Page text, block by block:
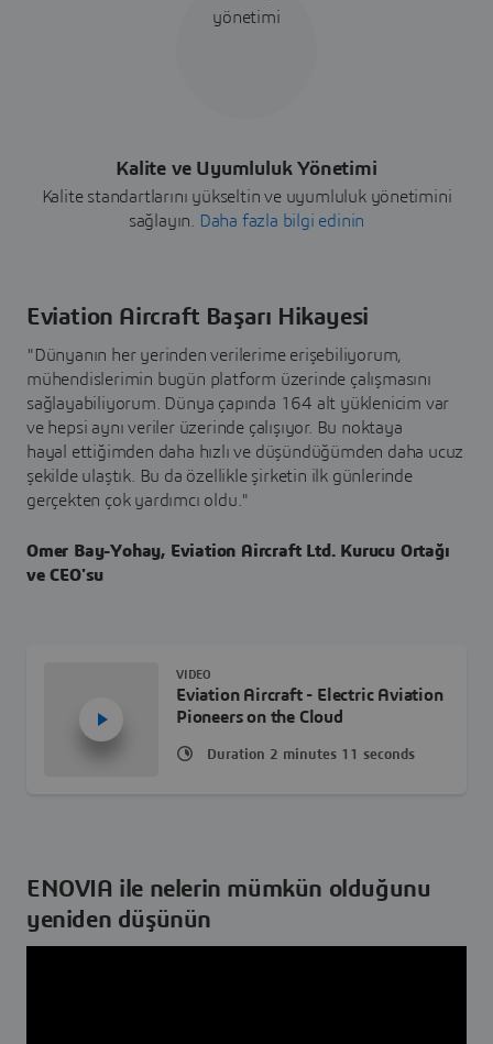
Kalite ve Uyumluluk Yönetimi
Kalite standartlarını yükseltin ve uyumluluk yönetimini
sağlayın.
Daha fazla bilgi edinin
Eviation Aircraft Başarı Hikayesi
"Dünyanın her yerinden verilerime erişebiliyorum,
mühendislerimin bugün platform üzerinde çalışmasını
sağlayabiliyorum. Dünya çapında 164 alt yüklenicim var
ve hepsi aynı veriler üzerinde çalışıyor. Bu noktaya
hayal ettiğimden daha hızlı ve düşündüğümden daha ucuz
şekilde ulaştık. Bu da özellikle şirketin ilk günlerinde
gerçekten çok yardımcı oldu."
Omer Bay-Yohay, Eviation Aircraft Ltd. Kurucu Ortağı
ve CEO'su
Eviation Aircraft - Electric Aviation
Pioneers on the Cloud
VIDEO
Duration 2 minutes 11 seconds
ENOVIA ile nelerin mümkün olduğunu
yeniden düşünün